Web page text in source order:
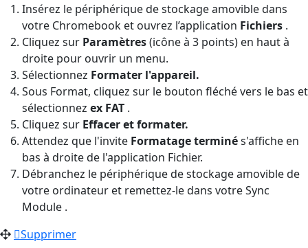
Insérez le périphérique de stockage amovible dans
votre Chromebook et ouvrez l’application Fichiers .
Cliquez sur Paramètres(icône à 3 points) en haut à
droite pour ouvrir un menu.
Sélectionnez Formater l'appareil.
Sous Format, cliquez sur le bouton fléché vers le bas et
sélectionnez ex FAT .
Cliquez sur Effacer et formater.
Attendez que l'invite Formatage terminés'affiche en
bas à droite de l'application Fichier.
Débranchez le périphérique de stockage amovible de
votre ordinateur et remettez-le dans votre Sync
Module .
Supprimer